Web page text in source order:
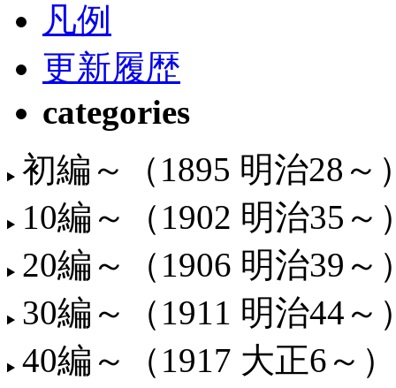
凡例
更新履歴
categories
初編～（1895 明治28～
10編～（1902 明治35～
20編～（1906 明治39～
30編～（1911 明治44～
40編～（1917 大正6～）